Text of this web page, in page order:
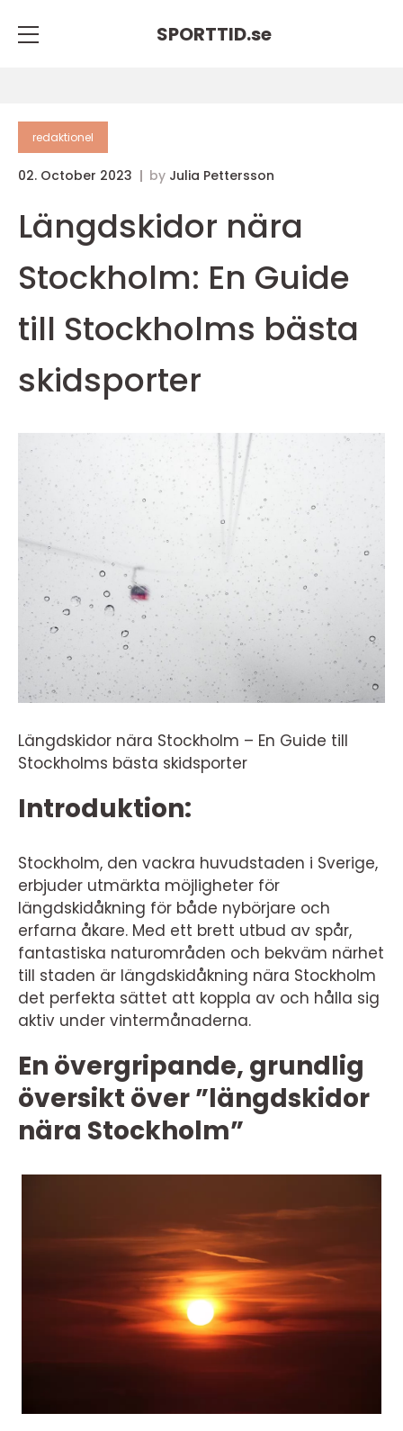
SPORTTID.se
redaktionel
02. October 2023 by Julia Pettersson
Längdskidor nära
Stockholm: En Guide
till Stockholms bästa
skidsporter
Längdskidor nära Stockholm – En Guide till
Stockholms bästa skidsporter
Introduktion:
Stockholm, den vackra huvudstaden i Sverige,
erbjuder utmärkta möjligheter för
längdskidåkning för både nybörjare och
erfarna åkare. Med ett brett utbud av spår,
fantastiska naturområden och bekväm närhet
till staden är längdskidåkning nära Stockholm
det perfekta sättet att koppla av och hålla sig
aktiv under vintermånaderna.
En övergripande, grundlig
översikt över ”längdskidor
nära Stockholm”